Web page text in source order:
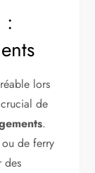
:
lors
de
.
ou de ferry
des